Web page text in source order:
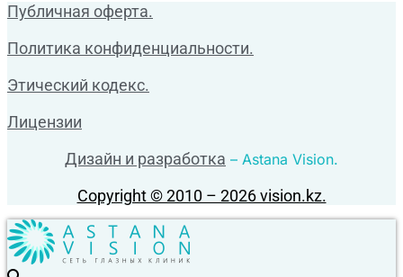
Публичная оферта.
Политика конфиденциальности.
Этический кодекс.
Лицензии
Дизайн и разработка – Astana Vision.
Copyright © 2010 – 2026 vision.kz.